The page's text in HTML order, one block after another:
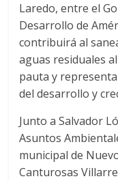
Laredo, entre el
Desarrollo de
contribuirá al
aguas residuales
pauta y
del desarrollo y
Junto a Salvador
Asuntos
municipal de
Canturosas